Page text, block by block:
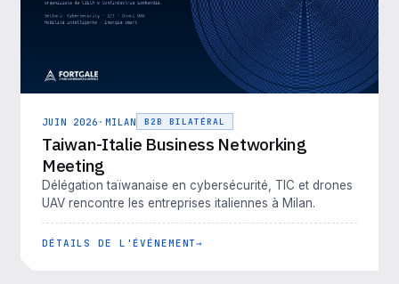
JUIN 2026 · MILAN B2B BILATÉRAL
Taiwan-Italie Business Networking
Meeting
Délégation taïwanaise en cybersécurité, TIC et drones
UAV rencontre les entreprises italiennes à Milan.
DÉTAILS DE L'ÉVÉNEMENT